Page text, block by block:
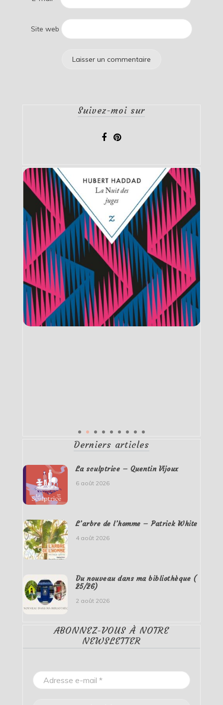
Site web
Suivez-moi sur
Derniers articles
La sculptrice – Quentin Vijoux
6 août 2026
L’arbre de l’homme – Patrick White
4 août 2026
Du nouveau dans ma bibliothèque (
25/26)
2 août 2026
ABONNEZ-VOUS À NOTRE
NEWSLETTER